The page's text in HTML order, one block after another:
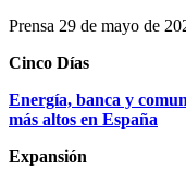
Prensa 29 de mayo de
Cinco Días
Energía, banca y
más altos en España
Expansión